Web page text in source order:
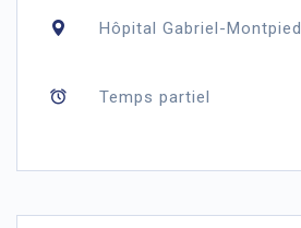
Hôpital Gabriel-Montpied
Temps partiel